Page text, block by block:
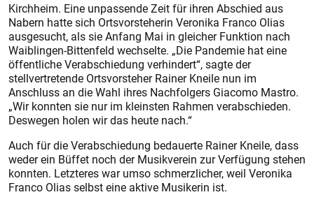
Kirchheim. Eine unpassende Zeit für ihren Abschied aus
Nabern hatte sich Ortsvorsteherin Veronika Franco Olias
ausgesucht, als sie Anfang Mai in gleicher Funktion nach
Waiblingen-Bittenfeld wechselte. „Die Pandemie hat eine
öffentliche Verabschiedung verhindert“, sagte der
stellvertretende Ortsvorsteher Rainer ­Kneile nun im
Anschluss an die Wahl ihres Nachfolgers Giacomo Mastro.
„Wir konnten sie nur im kleinsten Rahmen verabschieden.
Deswegen holen wir das heute nach.“
Auch für die Verabschiedung bedauerte Rainer ­Kneile, dass
weder ein Büffet noch der Musikverein zur Verfügung stehen
konnten. Letzteres war umso schmerzlicher, weil Veronika
Franco Olias selbst eine aktive Musikerin ist.